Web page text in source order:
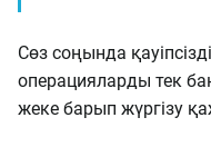
Сөз соңында
операцияларды тек
жеке барып жүргізу